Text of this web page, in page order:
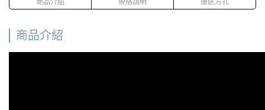
商品介紹